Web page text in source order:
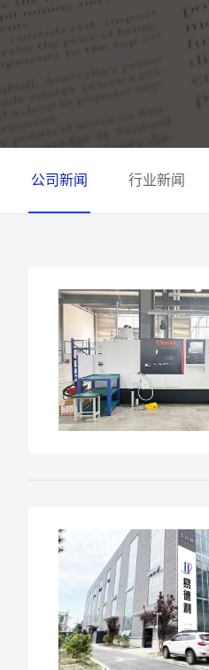
公司新闻 行业新闻